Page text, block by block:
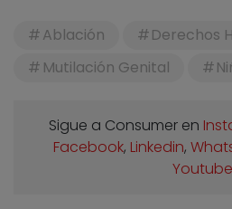
Ablación
Derechos
Mutilación Genital
Sigue a Consumer en
Facebook, Linkedin,
Youtube